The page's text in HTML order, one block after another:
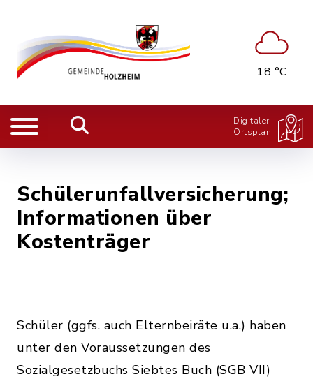
18 °C
Digitaler
Ortsplan
Schülerunfallversicherung;
Informationen über
Kostenträger
Schüler (ggfs. auch Elternbeiräte u.a.) haben
unter den Voraussetzungen des
Sozialgesetzbuchs Siebtes Buch (SGB VII)